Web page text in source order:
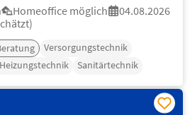
Homeoffice möglich
04.08.2026
Versorgungstechnik
Heizungstechnik Sanitärtechnik